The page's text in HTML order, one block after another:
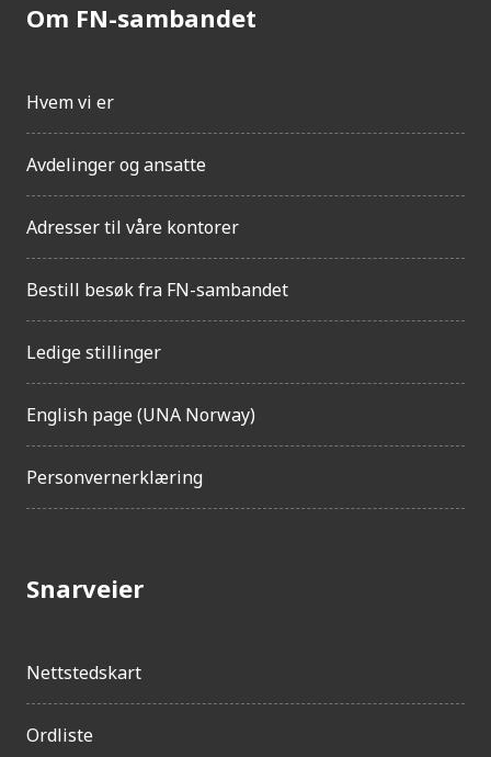
Om FN-sambandet
Hvem vi er
Avdelinger og ansatte
Adresser til våre kontorer
Bestill besøk fra FN-sambandet
Ledige stillinger
English page (UNA Norway)
Personvernerklæring
Snarveier
Nettstedskart
Ordliste